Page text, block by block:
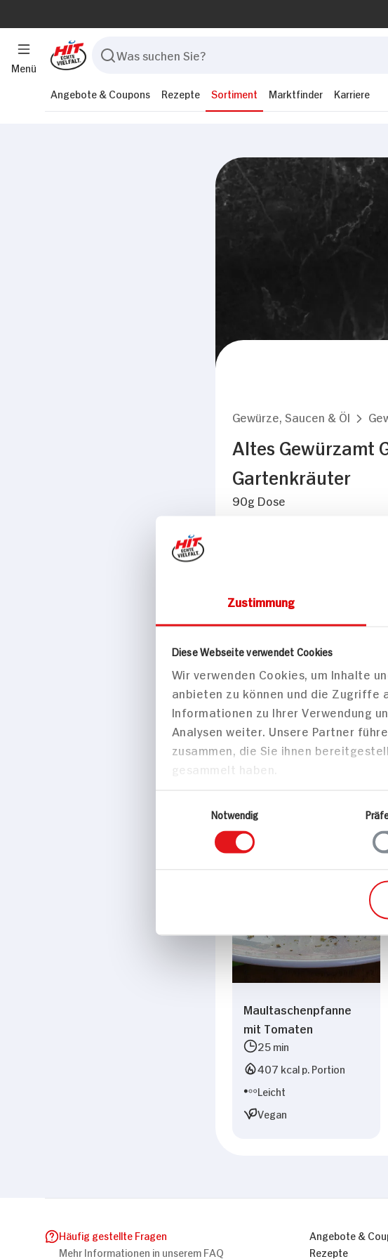
Zustimmung
Diese Webseite verwendet Cookies
Wir verwenden Cookies, um Inhalte
anbieten zu können und die Zugriffe
Informationen zu Ihrer Verwendung
Analysen weiter. Unsere Partner
zusammen, die Sie ihnen
gesammelt haben.
Notwendig
Menü
Angebote & Coupons Rezepte Sortiment Marktfinder Karriere
Gewürze, Saucen & Öl
Altes Gewürzamt
Gartenkräuter
90g Dose
Marke
Altes Gewürzamt
Passende Rezepte
Maultaschenpfanne
mit Tomaten
25 min
407 kcal p. Portion
Leicht
Vegan
Häufig gestellte Fragen
Mehr Informationen in unserem FAQ
Angebote &
Rezepte